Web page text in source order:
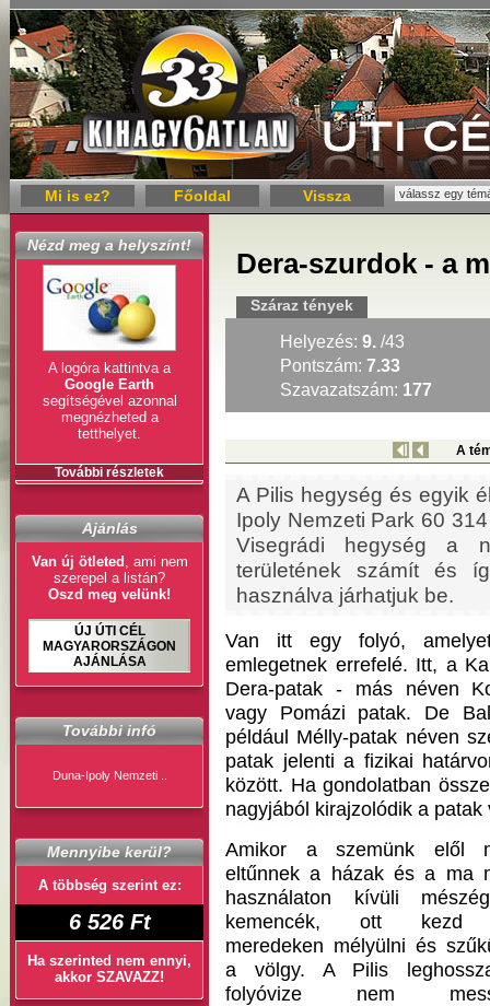
Mi is ez? Főoldal Vissza
Dera-szurdok - a
Száraz tények
Helyezés: 9. /43
Pontszám: 7.33
Szavazatszám: 177
A
A Pilis hegység és egyik
Ipoly Nemzeti Park 60
Visegrádi hegység a
területének számít és
használva járhatjuk be.
Van itt egy folyó,
emlegetnek errefelé. Itt, a
Dera-patak - más néven
vagy Pomázi patak. De
például Mélly-patak néven
patak jelenti a fizikai
között. Ha gondolatban
nagyjából kirajzolódik a patak
Amikor a szemünk elől
eltűnnek a házak és a ma
használaton kívüli
kemencék, ott kezd
meredeken mélyülni és
a völgy. A Pilis
folyóvize nem
Nézd meg a helyszínt!
A logóra kattintva a
Google Earth
segítségével azonnal
megnézheted a
tetthelyet.
További részletek
Ajánlás
Van új ötleted , ami nem
szerepel a listán?
Oszd meg velünk!
ÚJ ÚTI CÉL
MAGYARORSZÁGON
AJÁNLÁSA
További infó
Duna-Ipoly Nemzeti ..
Mennyibe kerül?
A többség szerint ez:
6 526 Ft
Ha szerinted nem ennyi,
akkor SZAVAZZ!